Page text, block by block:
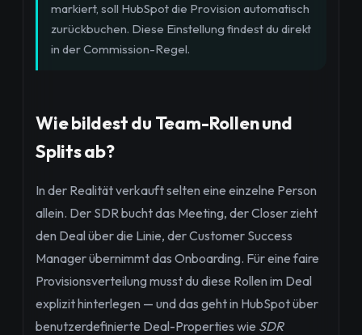
markiert, soll HubSpot die Provision automatisch
zurückbuchen. Diese Einstellung findest du direkt
in der Commission-Regel.
Wie bildest du Team-Rollen und
Splits ab?
In der Realität verkauft selten eine einzelne Person
allein. Der SDR bucht das Meeting, der Closer zieht
den Deal über die Linie, der Customer Success
Manager übernimmt das Onboarding. Für eine faire
Provisionsverteilung musst du diese Rollen im Deal
explizit hinterlegen — und das geht in HubSpot über
benutzerdefinierte Deal-Properties wie SDR